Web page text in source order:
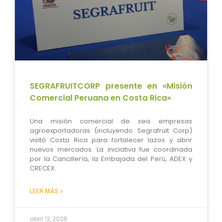
SEGRAFRUITCORP presente en «Misión
Comercial Peruana en Costa Rica»
Una misión comercial de seis empresas
agroexportadoras (incluyendo Segrafruit Corp)
visitó Costa Rica para fortalecer lazos y abrir
nuevos mercados. La iniciativa fue coordinada
por la Cancillería, la Embajada del Perú, ADEX y
CRECEX.
LEER MÁS »
abril 12, 2026